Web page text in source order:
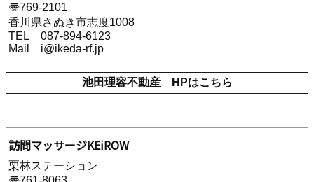
〠769-2101
香川県さぬき市志度1008
TEL 087-894-6123
Mail i@ikeda-rf.jp
池田理容不動産 HPはこちら
訪問マッサージKEiROW
栗林ステーション